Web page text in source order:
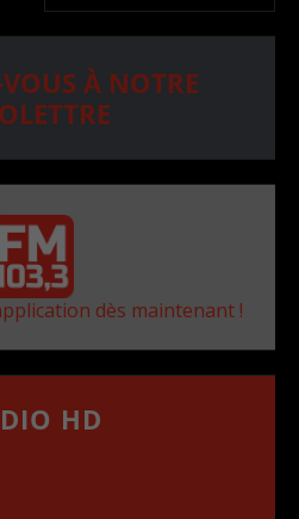
À NOTRE
dès maintenant !
HD